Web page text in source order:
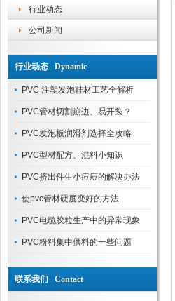
行业动态
公司新闻
行业动态 Dynamic
PVC 注塑发泡鞋材工艺全解析
PVC管材切割崩边、易开裂？
PVC发泡板润滑剂选择全攻略
PVC型材配方、混料小知识
PVC挤出件生小痘痘的解决办法
使pvc管材硬度变好的方法
PVC电缆胶粒生产中的异常现象
PVC粉料集中供料的一些问题
联系我们 Contact